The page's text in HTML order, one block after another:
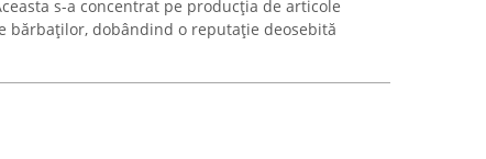
s-a concentrat pe producția de articole
bărbaților, dobândind o reputație deosebită